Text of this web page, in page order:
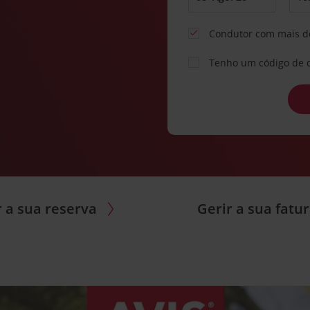
Condutor com mais
Tenho um código de
a sua reserva Gerir a sua